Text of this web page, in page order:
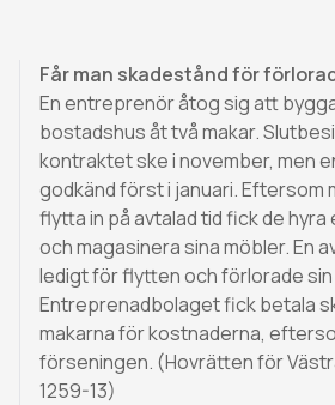
Får man skadestånd för
En entreprenör åtog sig att
bostadshus åt två makar.
kontraktet ske i november, men
godkänd först i januari. Eftersom
flytta in på avtalad tid fick de
och magasinera sina möbler. En
ledigt för flytten och förlorade
Entreprenadbolaget fick betala
makarna för kostnaderna,
förseningen. (Hovrätten för
1259-13)